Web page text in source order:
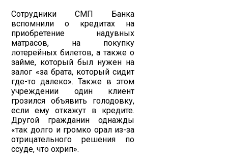
Сотрудники СМП Банка
вспомнили о кредитах на
приобретение надувных
матрасов, на покупку
лотерейных билетов, а также о
займе, который был нужен на
залог «за брата, который сидит
где-то далеко». Также в этом
учреждении один клиент
грозился объявить голодовку,
если ему откажут в кредите.
Другой гражданин однажды
«так долго и громко орал из-за
отрицательного решения по
ссуде, что охрип».